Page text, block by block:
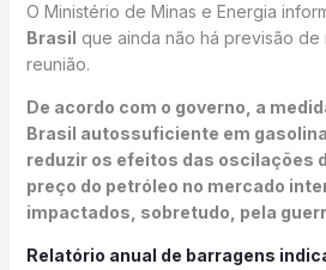
O Ministério de Minas e Energia
Brasil que ainda não há previsão de
reunião.
De acordo com o governo, a
Brasil autossuficiente em
reduzir os efeitos das oscilações
preço do petróleo no mercado
impactados, sobretudo, pela
Relatório anual de barragens